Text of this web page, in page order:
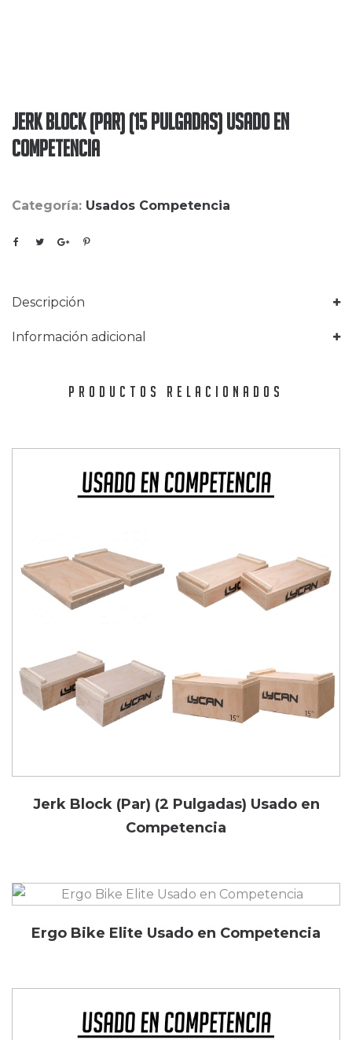
Jerk Block (Par) (15 Pulgadas) Usado en
Competencia
Categoría: Usados Competencia
Descripción
Información adicional
PRODUCTOS RELACIONADOS
Jerk Block (Par) (2 Pulgadas) Usado en
Competencia
Ergo Bike Elite Usado en Competencia